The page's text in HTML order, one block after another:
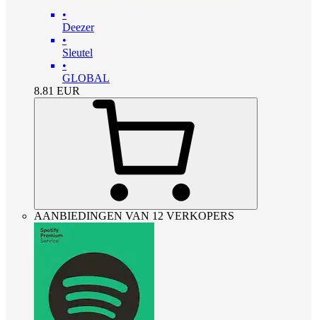
•
Deezer
•
Sleutel
•
GLOBAL
8.81 EUR
AANBIEDINGEN VAN 12 VERKOPERS